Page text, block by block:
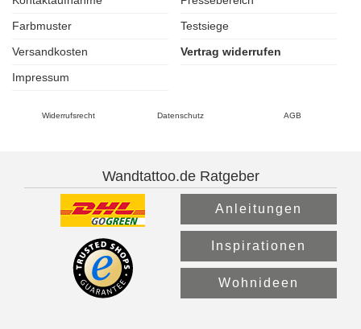
Farbmuster
Testsiege
Versandkosten
Vertrag widerrufen
Impressum
Widerrufsrecht Datenschutz AGB
Wandtattoo.de Ratgeber
Anleitungen
Inspirationen
Wohnideen